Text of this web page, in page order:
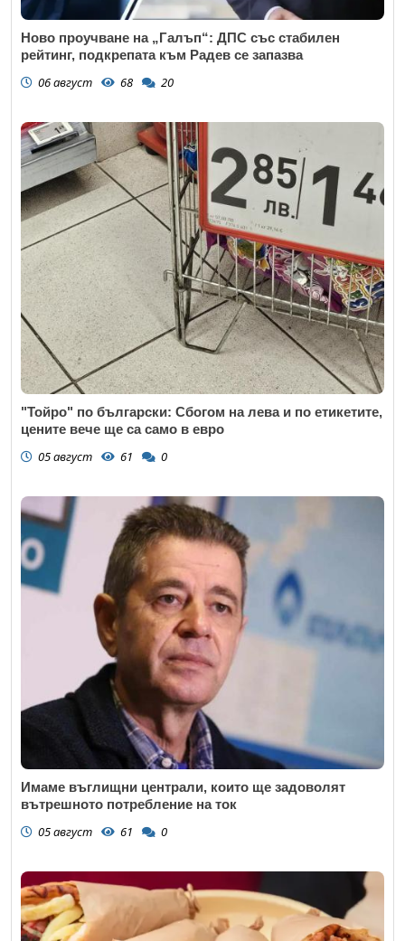
Ново проучване на „Галъп“: ДПС със стабилен
рейтинг, подкрепата към Радев се запазва
06 август 68 20
"Тойро" по български: Сбогом на лева и по етикетите,
цените вече ще са само в евро
05 август 61 0
Имаме въглищни централи, които ще задоволят
вътрешното потребление на ток
05 август 61 0